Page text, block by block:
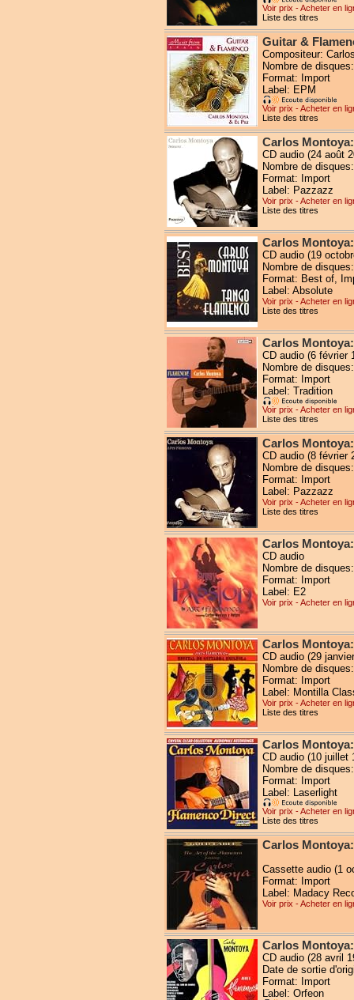
Voir prix - Acheter en
Liste des titres
Guitar &
Compositeur:
Nombre de
Format: Import
Label: EPM
Voir prix - Acheter en
Liste des titres
Carlos
CD audio (24 août
Nombre de
Format: Import
Label: Pazzazz
Voir prix - Acheter en
Liste des titres
Carlos
CD audio (19
Nombre de
Format: Best of,
Label: Absolute
Voir prix - Acheter en
Liste des titres
Carlos
CD audio (6 février
Nombre de
Format: Import
Label: Tradition
Voir prix - Acheter en
Liste des titres
Carlos
CD audio (8 février
Nombre de
Format: Import
Label: Pazzazz
Voir prix - Acheter en
Liste des titres
Carlos
CD audio
Nombre de
Format: Import
Label: E2
Voir prix - Acheter en
Carlos
CD audio (29
Nombre de
Format: Import
Label: Montilla
Voir prix - Acheter en
Liste des titres
Carlos
CD audio (10 juillet
Nombre de
Format: Import
Label: Laserlight
Voir prix - Acheter en
Liste des titres
Carlos
Cassette audio (1
Format: Import
Label: Madacy
Voir prix - Acheter en
Carlos
CD audio (28 avril
Date de sortie
Format: Import
Label: Orfeon